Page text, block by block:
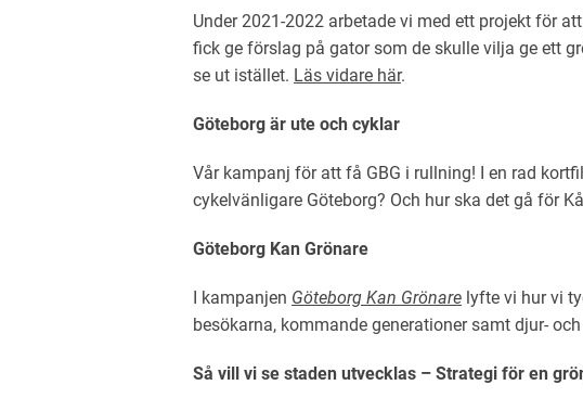
Under 2021-2022 arbetade vi med ett projekt för
fick ge förslag på gator som de skulle vilja ge ett
se ut istället. Läs vidare här.
Göteborg är ute och cyklar
Vår kampanj för att få GBG i rullning! I en rad
cykelvänligare Göteborg? Och hur ska det gå för
Göteborg Kan Grönare
I kampanjen Göteborg Kan Grönare lyfte vi hur vi
besökarna, kommande generationer samt djur-
Så vill vi se staden utvecklas – Strategi för en